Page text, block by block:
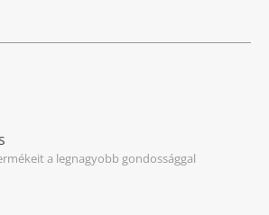
a legnagyobb gondossággal